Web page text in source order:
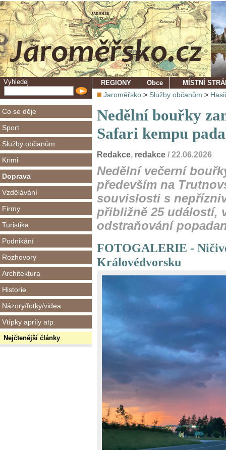
Vyhledej
Co se děje
Sport
Služby občanům
Krimi
Doprava
Vzdělávání
Firmy
Turistika
Podnikání
Rozhovory
Architektura
Historie
Názory/fotky/videa
Vtípky apríly atp.
Nejčtenější články
REGIONY Obce MÍSTNÍ
Jaroměřsko > Služby občanům >
Nedělní bouřky
Safari kempu
Redakce, redakce / 22.06.2026
Nedělní večerní
především na
souvislosti s
přibližně 25 událostí,
odstraňování
FOTOGALERIE -
Královédvorsku